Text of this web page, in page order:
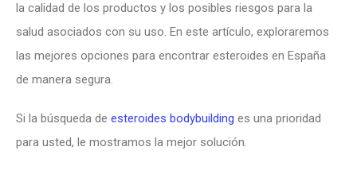
la calidad de los productos y los posibles riesgos para la
salud asociados con su uso. En este artículo, exploraremos
las mejores opciones para encontrar esteroides en España
de manera segura.
Si la búsqueda de esteroides bodybuilding es una prioridad
para usted, le mostramos la mejor solución.